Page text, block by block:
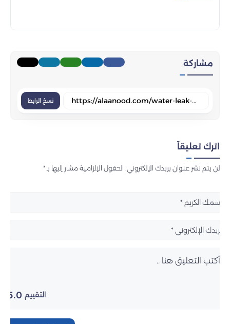
مشاركة
نسخ الرابط
اترك تعليقاً
لن يتم نشر عنوان بريدك الإلكتروني. الحقول الإلزامية مشار إليها بـ *
التقييم 5.0